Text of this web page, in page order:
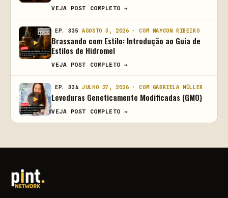
VEJA POST COMPLETO →
EP. 335 AGOSTO 3, 2026 · COM MAYCON RIBEIRO
Brassando com Estilo: Introdução ao Guia de
Estilos de Hidromel
VEJA POST COMPLETO →
EP. 334 JULHO 27, 2026 · COM GABRIELA MÜLLER
Leveduras Geneticamente Modificadas (GMO)
VEJA POST COMPLETO →